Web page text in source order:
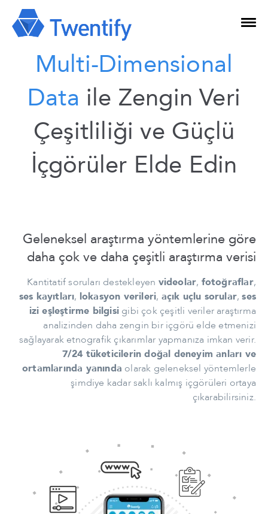
Multi-Dimensional
Data ile Zengin Veri
Çeşitliliği ve Güçlü
İçgörüler Elde Edin
Geleneksel araştırma yöntemlerine göre
daha çok ve daha çeşitli araştırma verisi
Kantitatif soruları destekleyen videolar, fotoğraflar,
ses kayıtları, lokasyon verileri, açık uçlu sorular,ses
izi eşleştirme bilgisi gibi çok çeşitli veriler araştırma
analizinden daha zengin bir içgörü elde etmenizi
sağlayarak etnografik çıkarımlar yapmanıza imkan verir.
7/24 tüketicilerin doğal deneyim anları ve
ortamlarında yanında olarak geleneksel yöntemlerle
şimdiye kadar saklı kalmış içgörüleri ortaya
çıkarabilirsiniz.